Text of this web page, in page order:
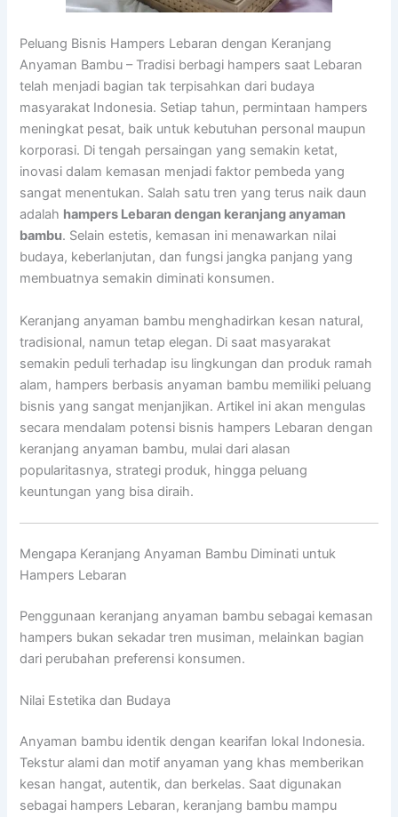
Peluang Bisnis Hampers Lebaran dengan Keranjang
Anyaman Bambu – Tradisi berbagi hampers saat Lebaran
telah menjadi bagian tak terpisahkan dari budaya
masyarakat Indonesia. Setiap tahun, permintaan hampers
meningkat pesat, baik untuk kebutuhan personal maupun
korporasi. Di tengah persaingan yang semakin ketat,
inovasi dalam kemasan menjadi faktor pembeda yang
sangat menentukan. Salah satu tren yang terus naik daun
adalah hampers Lebaran dengan keranjang anyaman
bambu. Selain estetis, kemasan ini menawarkan nilai
budaya, keberlanjutan, dan fungsi jangka panjang yang
membuatnya semakin diminati konsumen.
Keranjang anyaman bambu menghadirkan kesan natural,
tradisional, namun tetap elegan. Di saat masyarakat
semakin peduli terhadap isu lingkungan dan produk ramah
alam, hampers berbasis anyaman bambu memiliki peluang
bisnis yang sangat menjanjikan. Artikel ini akan mengulas
secara mendalam potensi bisnis hampers Lebaran dengan
keranjang anyaman bambu, mulai dari alasan
popularitasnya, strategi produk, hingga peluang
keuntungan yang bisa diraih.
Mengapa Keranjang Anyaman Bambu Diminati untuk
Hampers Lebaran
Penggunaan keranjang anyaman bambu sebagai kemasan
hampers bukan sekadar tren musiman, melainkan bagian
dari perubahan preferensi konsumen.
Nilai Estetika dan Budaya
Anyaman bambu identik dengan kearifan lokal Indonesia.
Tekstur alami dan motif anyaman yang khas memberikan
kesan hangat, autentik, dan berkelas. Saat digunakan
sebagai hampers Lebaran, keranjang bambu mampu